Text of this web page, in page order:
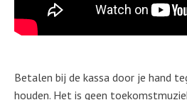
Betalen bij de kassa door je hand
houden. Het is geen